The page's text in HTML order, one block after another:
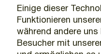
Einige dieser
Funktionieren
während andere
Besucher mit